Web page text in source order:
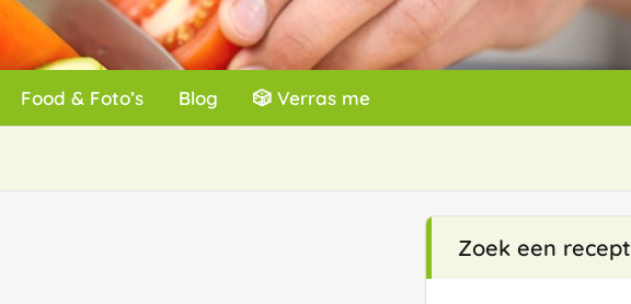
Food & Foto’s Blog 🎲 Verras me
Zoek een recept